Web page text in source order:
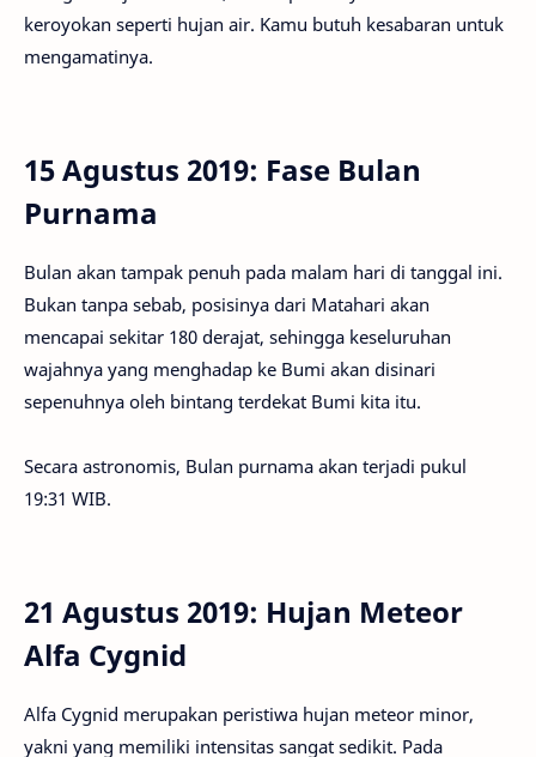
keroyokan seperti hujan air. Kamu butuh kesabaran untuk
mengamatinya.
15 Agustus 2019: Fase Bulan
Purnama
Bulan akan tampak penuh pada malam hari di tanggal ini.
Bukan tanpa sebab, posisinya dari Matahari akan
mencapai sekitar 180 derajat, sehingga keseluruhan
wajahnya yang menghadap ke Bumi akan disinari
sepenuhnya oleh bintang terdekat Bumi kita itu.
Secara astronomis, Bulan purnama akan terjadi pukul
19:31 WIB.
21 Agustus 2019: Hujan Meteor
Alfa Cygnid
Alfa Cygnid merupakan peristiwa hujan meteor minor,
yakni yang memiliki intensitas sangat sedikit. Pada